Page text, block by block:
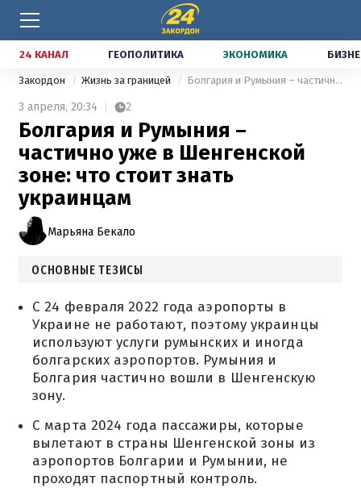
24 КАНАЛ ГЕОПОЛИТИКА ЭКОНОМИКА
Закордон Жизнь за границей Болгария и Румыния – частично уже в Шенгенской зоне: что стоит знать украинцам
3 апреля, 20:34 2
Болгария и Румыния –
частично уже в Шенгенской
зоне: что стоит знать
украинцам
Марьяна Бекало
ОСНОВНЫЕ ТЕЗИСЫ
С 24 февраля 2022 года аэропорты в
Украине не работают, поэтому украинцы
используют услуги румынских и иногда
болгарских аэропортов. Румыния и
Болгария частично вошли в Шенгенскую
зону.
С марта 2024 года пассажиры, которые
вылетают в страны Шенгенской зоны из
аэропортов Болгарии и Румынии, не
проходят паспортный контроль.